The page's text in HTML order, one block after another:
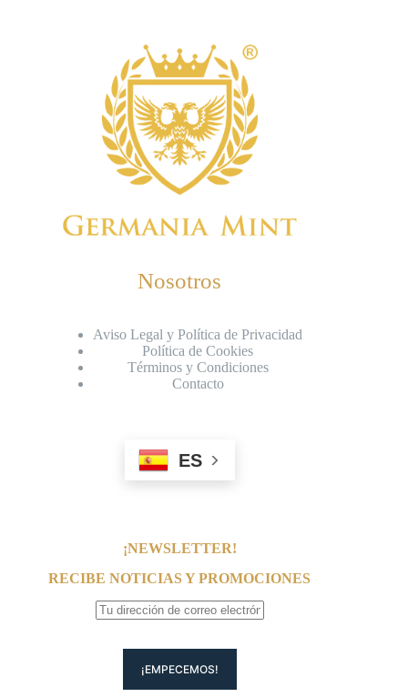
Nosotros
Aviso Legal y Política de Privacidad
Política de Cookies
Términos y Condiciones
Contacto
ES
¡NEWSLETTER!
RECIBE NOTICIAS Y PROMOCIONES